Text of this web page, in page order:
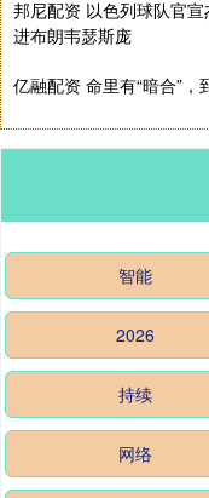
邦尼配资 以色列球队官
进布朗韦瑟斯庞
亿融配资 命里有“暗合”
智能
2026
持续
网络